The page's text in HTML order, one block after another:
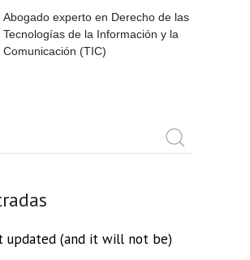
Abogado experto en Derecho de las
Tecnologías de la Información y la
Comunicación (TIC)
updated (and it will not be)